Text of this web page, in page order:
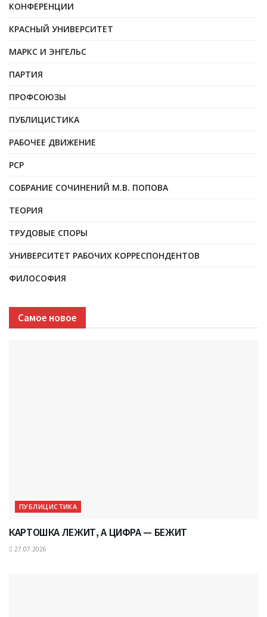
КОНФЕРЕНЦИИ
КРАСНЫЙ УНИВЕРСИТЕТ
МАРКС И ЭНГЕЛЬС
ПАРТИЯ
ПРОФСОЮЗЫ
ПУБЛИЦИСТИКА
РАБОЧЕЕ ДВИЖЕНИЕ
РСР
СОБРАНИЕ СОЧИНЕНИЙ М.В. ПОПОВА
ТЕОРИЯ
ТРУДОВЫЕ СПОРЫ
УНИВЕРСИТЕТ РАБОЧИХ КОРРЕСПОНДЕНТОВ
ФИЛОСОФИЯ
Самое новое
ПУБЛИЦИСТИКА
КАРТОШКА ЛЕЖИТ, А ЦИФРА — БЕЖИТ
27.07.2026